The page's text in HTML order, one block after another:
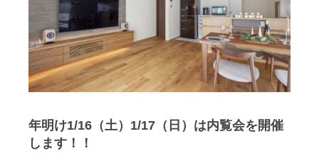
年明け1/16（土）1/17（日）は内覧会を開催
します！！